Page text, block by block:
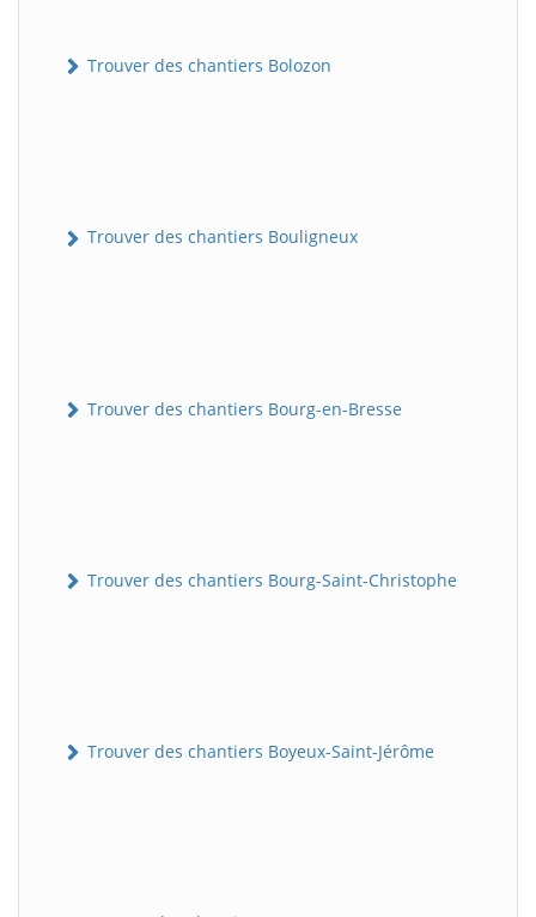
Trouver des chantiers Bolozon
Trouver des chantiers Bouligneux
Trouver des chantiers Bourg-en-Bresse
Trouver des chantiers Bourg-Saint-Christophe
Trouver des chantiers Boyeux-Saint-Jérôme